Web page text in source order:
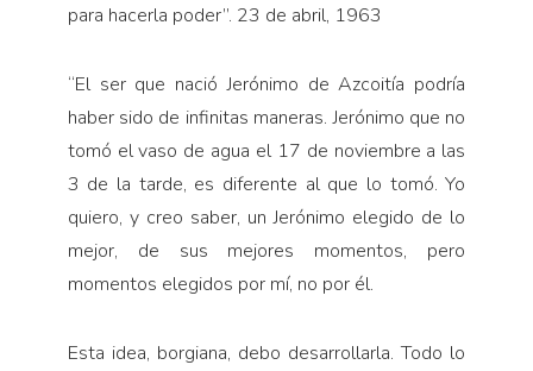
para hacerla poder”. 23 de abril, 1963
“El ser que nació Jerónimo de Azcoitía podría
haber sido de infinitas maneras. Jerónimo que no
tomó el vaso de agua el 17 de noviembre a las
3 de la tarde, es diferente al que lo tomó. Yo
quiero, y creo saber, un Je­rónimo elegido de lo
mejor, de sus mejores momentos, pero
momentos elegidos por mí, no por él.
Esta idea, borgiana, debo desarrollarla. Todo lo